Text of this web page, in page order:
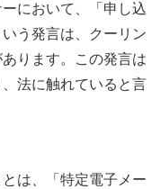
において、「申し込
う発言は、クーリン
ります。この発言は
法に触れていると言
は、「特定電子メー